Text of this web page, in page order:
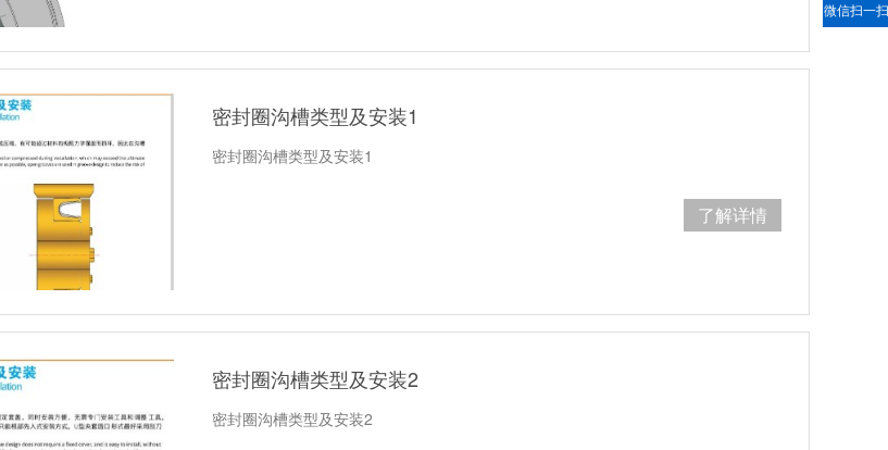
密封圈沟槽类型及安装1
密封圈沟槽类型及安装1
了解详情
密封圈沟槽类型及安装2
密封圈沟槽类型及安装2
微信扫一扫